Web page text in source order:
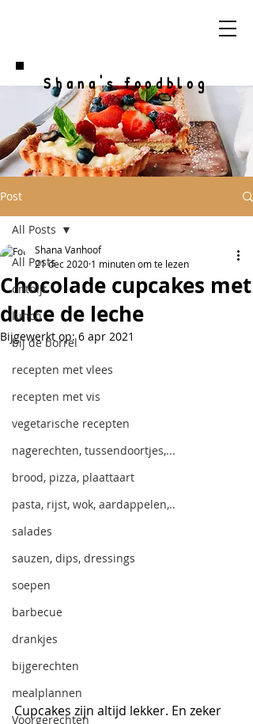
Shana's foodblog
Post
All Posts
ontbijt
lunch
bij de borrel
recepten met vlees
recepten met vis
vegetarische recepten
nagerechten, tussendoortjes,...
brood, pizza, plaattaart
pasta, rijst, wok, aardappelen,..
salades
sauzen, dips, dressings
soepen
barbecue
drankjes
bijgerechten
mealplannen
Voorgerechten
All Posts
Chocolade cupcakes met
dulce de leche
Shana Vanhoof
21 dec 2020 1 minuten om te lezen
Bijgewerkt op:6 apr 2021
Cupcakes zijn altijd lekker. En zeker